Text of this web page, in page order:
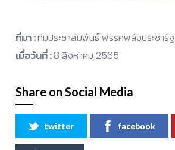
ที่มา :ทีมประชาสัมพันธ์ พรรคพลังประชารัฐ
เมื่อวันที่ :8 สิงหาคม 2565
Share on Social Media
twitter facebook